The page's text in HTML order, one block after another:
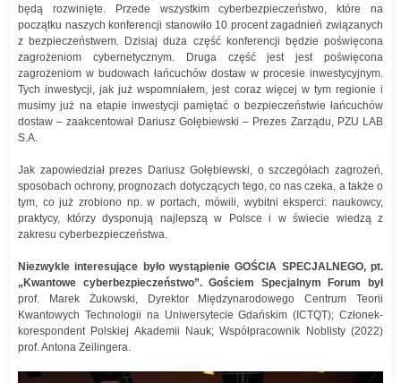
będą rozwinięte. Przede wszystkim cyberbezpieczeństwo, które na
początku naszych konferencji stanowiło 10 procent zagadnień związanych
z bezpieczeństwem. Dzisiaj duża część konferencji będzie poświęcona
zagrożeniom cybernetycznym. Druga część jest jest poświęcona
zagrożeniom w budowach łańcuchów dostaw w procesie inwestycyjnym.
Tych inwestycji, jak już wspomniałem, jest coraz więcej w tym regionie i
musimy już na etapie inwestycji pamiętać o bezpieczeństwie łańcuchów
dostaw – zaakcentował Dariusz Gołębiewski – Prezes Zarządu, PZU LAB
S.A.
Jak zapowiedział prezes Dariusz Gołębiewski, o szczegółach zagrożeń,
sposobach ochrony, prognozach dotyczących tego, co nas czeka, a także o
tym, co już zrobiono np. w portach, mówili, wybitni eksperci: naukowcy,
praktycy, którzy dysponują najlepszą w Polsce i w świecie wiedzą z
zakresu cyberbezpieczeństwa.
Niezwykle interesujące było wystąpienie GOŚCIA SPECJALNEGO, pt.
„Kwantowe cyberbezpieczeństwo”. Gościem Specjalnym Forum był
prof. Marek Żukowski, Dyrektor Międzynarodowego Centrum Teorii
Kwantowych Technologii na Uniwersytecie Gdańskim (ICTQT); Członek-
korespondent Polskiej Akademii Nauk; Współpracownik Noblisty (2022)
prof. Antona Zeilingera.